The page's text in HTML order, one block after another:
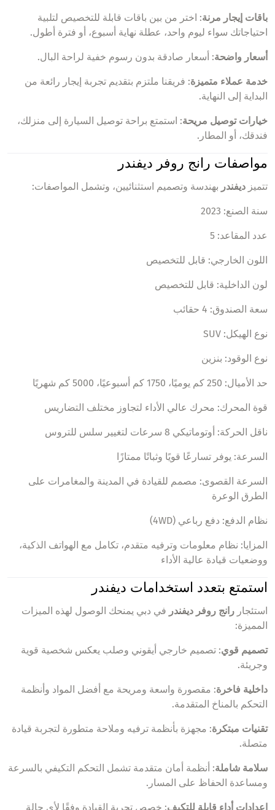
باقات إيجار مرنة: اختر من بين باقات قابلة للتخصيص لتلبية
احتياجاتك سواء ليوم واحد، عطلة نهاية أسبوع، أو فترة أطول.
أسعار واضحة: أسعار صادقة بدون رسوم خفية لراحة البال.
خدمة عملاء متميزة: فريقنا ملتزم بتقديم تجربة إيجار رائعة من
البداية إلى النهاية.
خيارات توصيل مريحة: استمتع براحة توصيل السيارة إلى منزلك،
فندقك، أو المطار.
مواصفات رانج روفر ديفندر
تتميز ديفندر بهندسة وتصميم استثنائيين، وتشمل المواصفات:
سنة الصنع: 2023
عدد المقاعد: 5
اللون الخارجي: قابل للتخصيص
لون الداخلية: قابل للتخصيص
سعة الصندوق: 4 حقائب
نوع الهيكل: SUV
نوع الوقود: بنزين
حد الأميال: 250 كم يوميًا، 1750 كم أسبوعيًا، 5000 كم شهريًا
قوة المحرك: محرك عالي الأداء لتجاوز مختلف التضاريس
ناقل الحركة: أوتوماتيكي 8 سرعات لتغيير سلس للتروس
السرعة: يوفر تسارعًا قويًا وثباتًا ممتازًا
السرعة القصوى: مصمم للقيادة في المدينة والمغامرات على
الطرق الوعرة
نظام الدفع: دفع رباعي (4WD)
المزايا: نظام معلومات وترفيه متقدم، تكامل مع الهواتف الذكية،
ووضعيات قيادة عالية الأداء
استمتع بتعدد استخدامات ديفندر
استئجار رانج روفر ديفندر في دبي يمنحك الوصول لهذه الميزات
المميزة:
تصميم قوي: تصميم خارجي أيقوني وصلب يعكس شخصية قوية
وجريئة.
داخلية فاخرة: مقصورة واسعة ومريحة مع أفضل المواد وأنظمة
التحكم بالمناخ المتقدمة.
تقنيات مبتكرة: مجهزة بأنظمة ترفيه وملاحة متطورة لتجربة قيادة
متصلة.
سلامة شاملة: أنظمة أمان متقدمة تشمل التحكم التكيفي بالسرعة
ومساعدة الحفاظ على المسار.
إعدادات أداء قابلة للتكيف: خصص تجربة القيادة وفقًا لأي حالة